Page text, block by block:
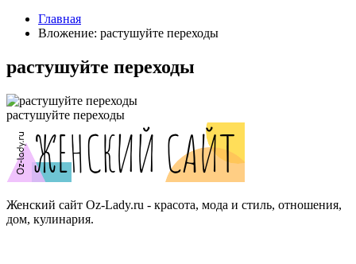
Главная
Вложение: растушуйте переходы
растушуйте переходы
растушуйте переходы
Женский сайт Oz-Lady.ru - красота, мода и стиль, отношения,
дом, кулинария.